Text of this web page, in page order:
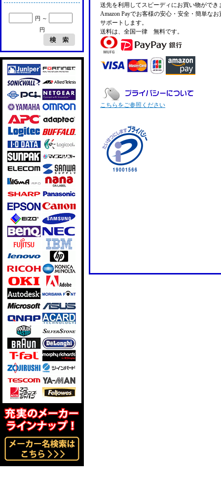
送先を利用してスピーディにお買い物ができ
Amazon Payでお客様の安心・安全・簡単な
サポートします。
送料は、全国一律 無料です。
こちらをご参照ください
円 ～
円